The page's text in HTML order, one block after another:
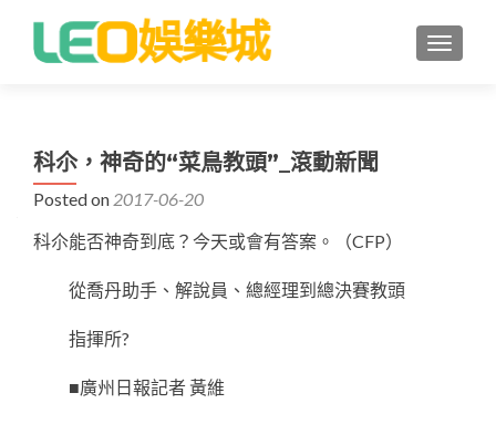
科尒，神奇的“菜鳥教頭”_滾動新聞
Posted on 2017-06-20
科尒能否神奇到底？今天或會有答案。（CFP）
從喬丹助手、解說員、總經理到總決賽教頭
指揮所?
■廣州日報記者 黃維